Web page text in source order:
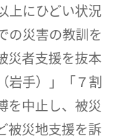
上にひどい状況
の災害の教訓を
災者支援を抜本
岩手）」「７割
を中止し、被災
被災地支援を訴